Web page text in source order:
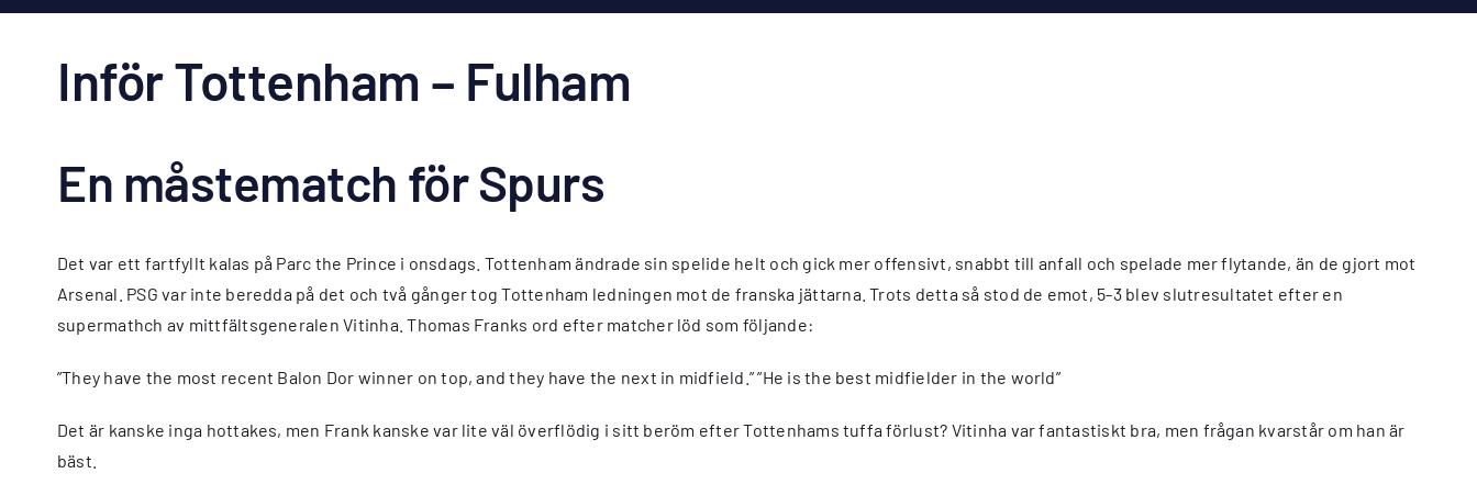
Inför Tottenham – Fulham
En måstematch för Spurs
Det var ett fartfyllt kalas på Parc the Prince i onsdags. Tottenham ändrade sin spelide helt och gick mer offensivt, snabbt till anfall och spelade mer flytande, än de gjort mot
Arsenal. PSG var inte beredda på det och två gånger tog Tottenham ledningen mot de franska jättarna. Trots detta så stod de emot, 5-3 blev slutresultatet efter en
supermathch av mittfältsgeneralen Vitinha. Thomas Franks ord efter matcher löd som följande:
”They have the most recent Balon Dor winner on top, and they have the next in midfield.” ”He is the best midfielder in the world”
Det är kanske inga hottakes, men Frank kanske var lite väl överflödig i sitt beröm efter Tottenhams tuffa förlust? Vitinha var fantastiskt bra, men frågan kvarstår om han är
bäst.